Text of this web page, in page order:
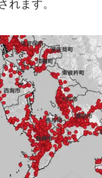
れます。